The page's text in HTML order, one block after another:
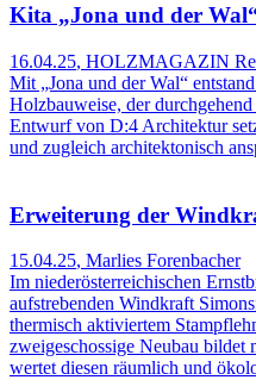
Kita „Jona und der
16.04.25, HOLZMAGAZIN
Mit „Jona und der Wal“
Holzbauweise, der
Entwurf von D:4 Architektur
und zugleich architektonisch
Erweiterung der
15.04.25, Marlies Forenbacher
Im niederösterreichischen
aufstrebenden Windkraft
thermisch aktiviertem
zweigeschossige Neubau bildet
wertet diesen räumlich und